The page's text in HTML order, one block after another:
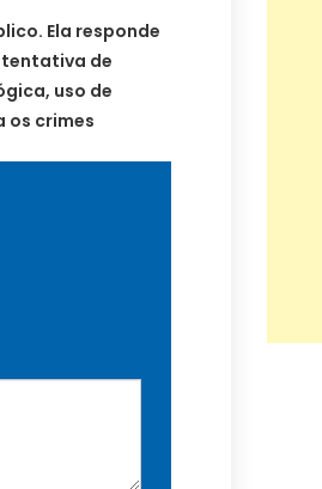
Ela responde
de
uso de
os crimes